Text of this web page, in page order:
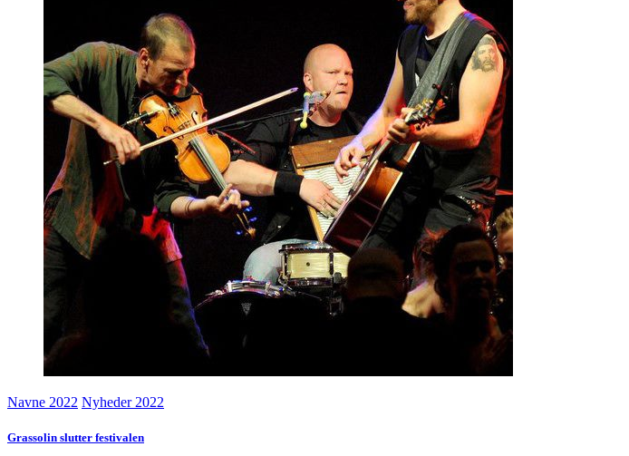
Navne 2022 Nyheder 2022
Grassolin slutter festivalen